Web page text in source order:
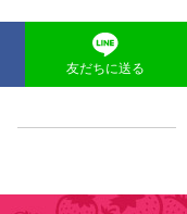
友だちに送る